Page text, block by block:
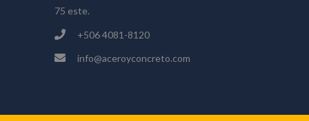
75 este.
+506 4081-8120
info@aceroyconcreto.com